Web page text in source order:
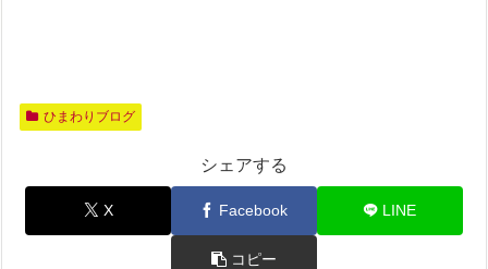
ひまわりブログ
シェアする
X Facebook LINE
コピー